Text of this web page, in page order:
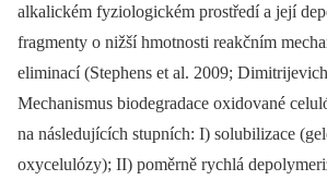
alkalickém fyziologickém prostředí a její
fragmenty o nižší hmotnosti reakčním
eliminací (Stephens et al. 2009;
Mechanismus biodegradace oxidované
na následujících stupních: I) solubilizace
oxycelulózy); II) poměrně rychlá